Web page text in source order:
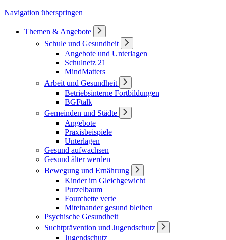
Navigation überspringen
Themen & Angebote
Schule und Gesundheit
Angebote und Unterlagen
Schulnetz 21
MindMatters
Arbeit und Gesundheit
Betriebsinterne Fortbildungen
BGFtalk
Gemeinden und Städte
Angebote
Praxisbeispiele
Unterlagen
Gesund aufwachsen
Gesund älter werden
Bewegung und Ernährung
Kinder im Gleichgewicht
Purzelbaum
Fourchette verte
Miteinander gesund bleiben
Psychische Gesundheit
Suchtprävention und Jugendschutz
Jugendschutz